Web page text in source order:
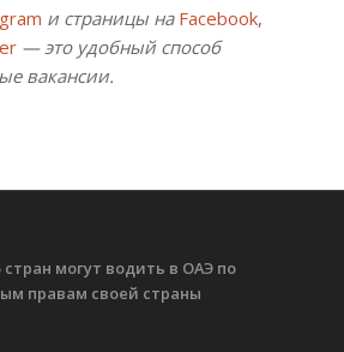
и страницы на Facebook,
— это удобный способ
вакансии.
стран могут водить в ОАЭ по
правам своей страны